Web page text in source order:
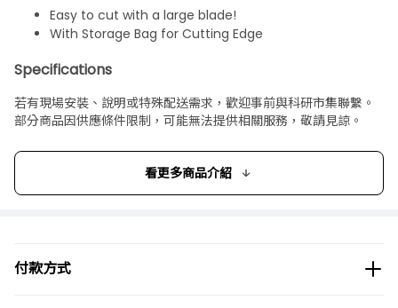
Easy to cut with a large blade!
With Storage Bag for Cutting Edge
Specifications
Product size: Total length 500 mm, blade length 210
mm
Units: 1
Packaging type: No packaging
若有現場安裝、說明或特殊配送需求，歡迎事前與科研市集聯繫。
部分商品因供應條件限制，可能無法提供相關服務，敬請見諒。
看更多商品介紹
付款方式